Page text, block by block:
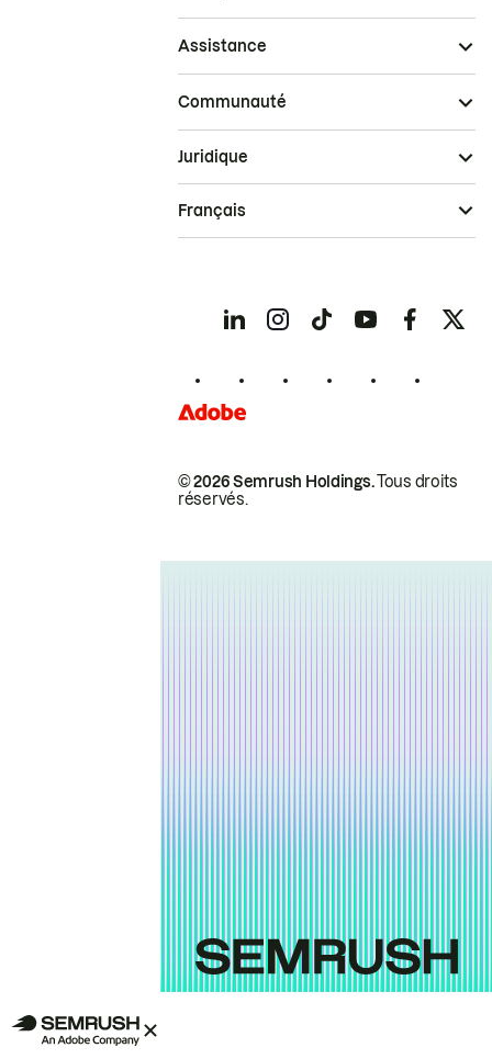
Assistance
Communauté
© 2026 Semrush Holdings.Tous droits
réservés.
Juridique
Français